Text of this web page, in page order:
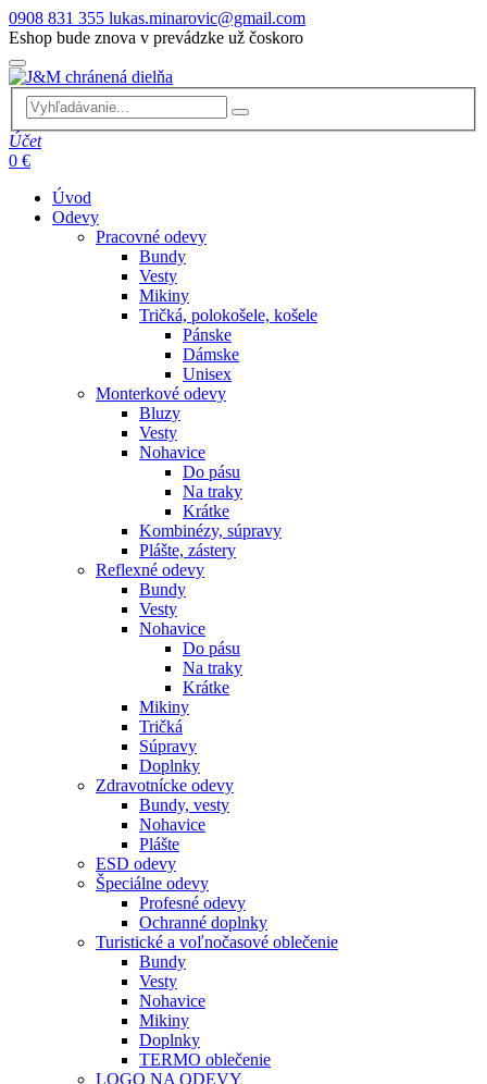
0908 831 355 lukas.minarovic@gmail.com
Eshop bude znova v prevádzke už čoskoro
Účet
0 €
Úvod
Odevy
Pracovné odevy
Bundy
Vesty
Mikiny
Tričká, polokošele, košele
Pánske
Dámske
Unisex
Monterkové odevy
Bluzy
Vesty
Nohavice
Do pásu
Na traky
Krátke
Kombinézy, súpravy
Plášte, zástery
Reflexné odevy
Bundy
Vesty
Nohavice
Do pásu
Na traky
Krátke
Mikiny
Tričká
Súpravy
Doplnky
Zdravotnícke odevy
Bundy, vesty
Nohavice
Plášte
ESD odevy
Špeciálne odevy
Profesné odevy
Ochranné doplnky
Turistické a voľnočasové oblečenie
Bundy
Vesty
Nohavice
Mikiny
Doplnky
TERMO oblečenie
LOGO NA ODEVY